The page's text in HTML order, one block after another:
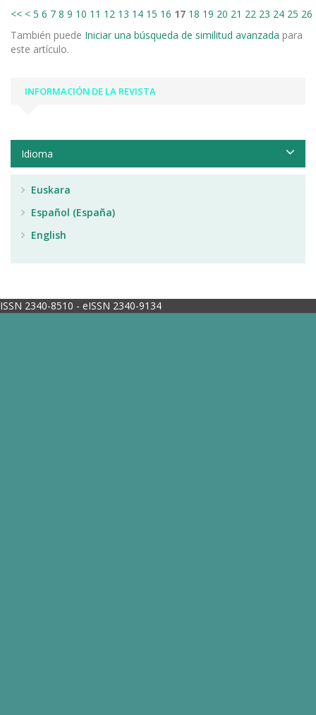
<< < 5 6 7 8 9 10 11 12 13 14 15 16 17 18 19 20 21 22 23 24 25 26
También puede Iniciar una búsqueda de similitud avanzada para
este artículo.
INFORMACIÓN DE LA REVISTA
Idioma
Euskara
Español (España)
English
ISSN 2340-8510 - eISSN 2340-9134